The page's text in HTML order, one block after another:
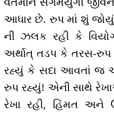
આધાર છે. રુપ માં શું
ની ઝલક રહી કે
અર્થાત્ તડપ કે તરસ-રુપ
રહ્યું કે સદા આવતાં જ
રુપ રહ્યું! એની સાથે
રેખા રહી, હિંમત અને